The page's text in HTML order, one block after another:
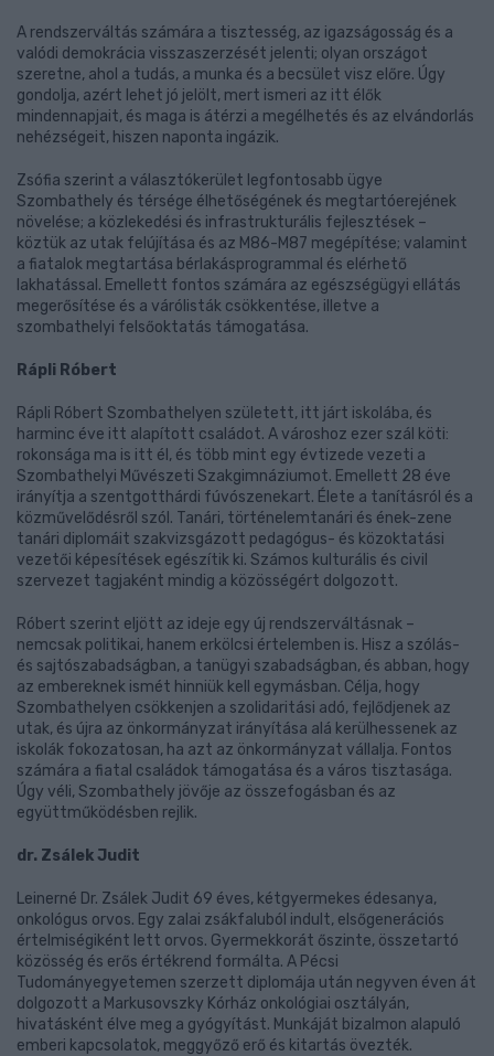
A rendszerváltás számára a tisztesség, az igazságosság és a
valódi demokrácia visszaszerzését jelenti; olyan országot
szeretne, ahol a tudás, a munka és a becsület visz előre. Úgy
gondolja, azért lehet jó jelölt, mert ismeri az itt élők
mindennapjait, és maga is átérzi a megélhetés és az elvándorlás
nehézségeit, hiszen naponta ingázik.
Zsófia szerint a választókerület legfontosabb ügye
Szombathely és térsége élhetőségének és megtartóerejének
növelése; a közlekedési és infrastrukturális fejlesztések –
köztük az utak felújítása és az M86-M87 megépítése; valamint
a fiatalok megtartása bérlakásprogrammal és elérhető
lakhatással. Emellett fontos számára az egészségügyi ellátás
megerősítése és a várólisták csökkentése, illetve a
szombathelyi felsőoktatás támogatása.
Rápli Róbert
Rápli Róbert Szombathelyen született, itt járt iskolába, és
harminc éve itt alapított családot. A városhoz ezer szál köti:
rokonsága ma is itt él, és több mint egy évtizede vezeti a
Szombathelyi Művészeti Szakgimnáziumot. Emellett 28 éve
irányítja a szentgotthárdi fúvószenekart. Élete a tanításról és a
közművelődésről szól. Tanári, történelemtanári és ének-zene
tanári diplomáit szakvizsgázott pedagógus- és közoktatási
vezetői képesítések egészítik ki. Számos kulturális és civil
szervezet tagjaként mindig a közösségért dolgozott.
Róbert szerint eljött az ideje egy új rendszerváltásnak –
nemcsak politikai, hanem erkölcsi értelemben is. Hisz a szólás-
és sajtószabadságban, a tanügyi szabadságban, és abban, hogy
az embereknek ismét hinniük kell egymásban. Célja, hogy
Szombathelyen csökkenjen a szolidaritási adó, fejlődjenek az
utak, és újra az önkormányzat irányítása alá kerülhessenek az
iskolák fokozatosan, ha azt az önkormányzat vállalja. Fontos
számára a fiatal családok támogatása és a város tisztasága.
Úgy véli, Szombathely jövője az összefogásban és az
együttműködésben rejlik.
dr. Zsálek Judit
Leinerné Dr. Zsálek Judit 69 éves, kétgyermekes édesanya,
onkológus orvos. Egy zalai zsákfaluból indult, elsőgenerációs
értelmiségiként lett orvos. Gyermekkorát őszinte, összetartó
közösség és erős értékrend formálta. A Pécsi
Tudományegyetemen szerzett diplomája után negyven éven át
dolgozott a Markusovszky Kórház onkológiai osztályán,
hivatásként élve meg a gyógyítást. Munkáját bizalmon alapuló
emberi kapcsolatok, meggyőző erő és kitartás övezték.